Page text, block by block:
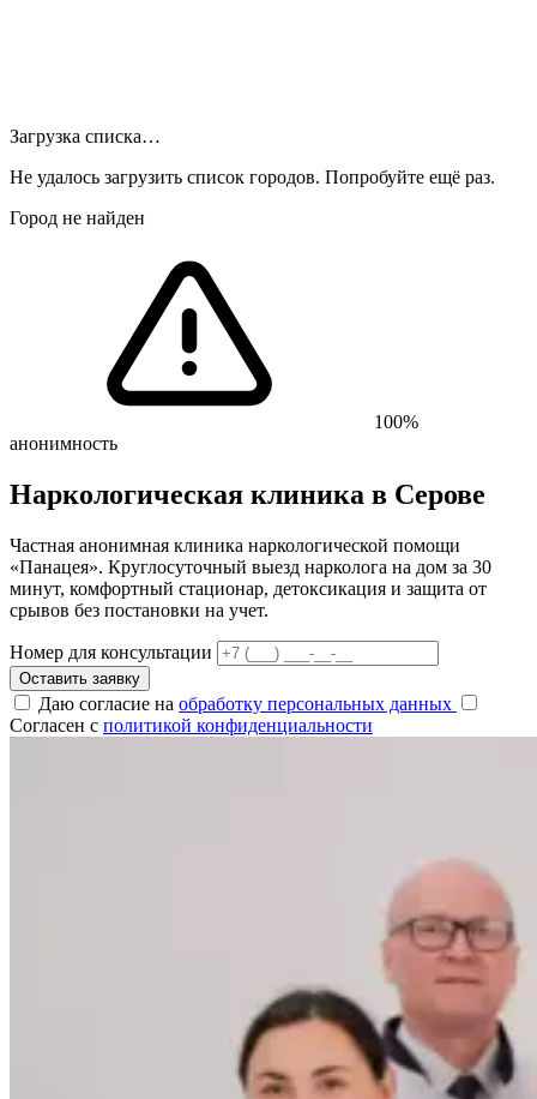
Загрузка списка…
Не удалось загрузить список городов. Попробуйте ещё раз.
Город не найден
100%
анонимность
Наркологическая клиника в Серове
Частная анонимная клиника наркологической помощи
«Панацея». Круглосуточный выезд нарколога на дом за 30
минут, комфортный стационар, детоксикация и защита от
срывов без постановки на учет.
Номер для консультации
Оставить заявку
Даю согласие на обработку персональных данных
Согласен с политикой конфиденциальности